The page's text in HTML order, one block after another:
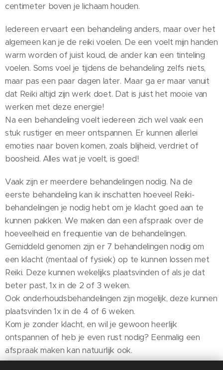
centimeter boven je lichaam houden.
Iedereen ervaart een behandeling anders, maar over het
algemeen kan je de reiki voelen. De een voelt mijn handen
warm worden of juist koud, de ander kan een tinteling
voelen. Soms voel je tijdens de behandeling zelfs niets,
maar pas een paar dagen later. Maar ga er maar vanuit
dat Reiki altijd zijn werk doet. Dat is juist het mooie van
werken met deze energie!
Na een behandeling voelt iedereen zich wel vaak een
stuk rustiger en meer ontspannen. Er kunnen allerlei
emoties naar boven komen, zoals blijheid, verdriet of
boosheid. Alles wat je voelt, is goed!
Vaak zijn er meerdere behandelingen nodig. Na de
eerste behandeling kan ik inschatten hoeveel Reiki-
behandelingen je nodig hebt om je klacht goed aan te
kunnen pakken. We maken dan een afspraak over de
hoeveelheid en frequentie van de behandelingen.
Gemiddeld genomen zijn er 7 behandelingen nodig om
een klacht (mentaal of fysiek) op te kunnen lossen met
Reiki. Deze kunnen wekelijks plaatsvinden of als je dat
beter past, 1x in de 2 of 3 weken.
Ook onderhoudsbehandelingen zijn mogelijk, deze kunnen
plaatsvinden 1x in de 4 of 6 weken.
Kom je zonder klacht, en wil je gewoon heerlijk
ontspannen of heb je even rust nodig? Eenmalig een
afspraak maken kan natuurlijk ook.